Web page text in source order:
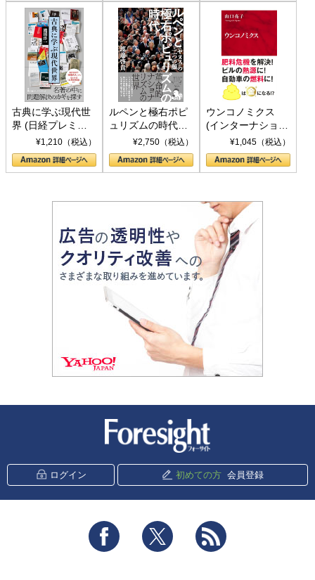
古典に学ぶ現代世
界 (日経プレミア
シリーズ)¥1,210（税込）
ルペンと極右ポピ
ュリズムの時代：
〈ヤヌス〉の二つ
の顔
¥2,750（税込）
ウンコノミクス
(インターナショナ
ル新書)¥1,045（税込）
ログイン 初めての方 会員登録
Facebook Twitter